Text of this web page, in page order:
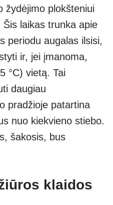
žydėjimo plokšteniui
laikas trunka apie
periodu augalas ilsisi,
ir, jei įmanoma,
°C) vietą. Tai
daugiau
pradžioje patartina
nuo kiekvieno stiebo.
šakosis, bus
klaidos